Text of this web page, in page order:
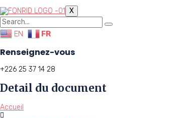
X
EN FR
Renseignez-vous
+226 25 37 14 28
Detail du document
Accueil